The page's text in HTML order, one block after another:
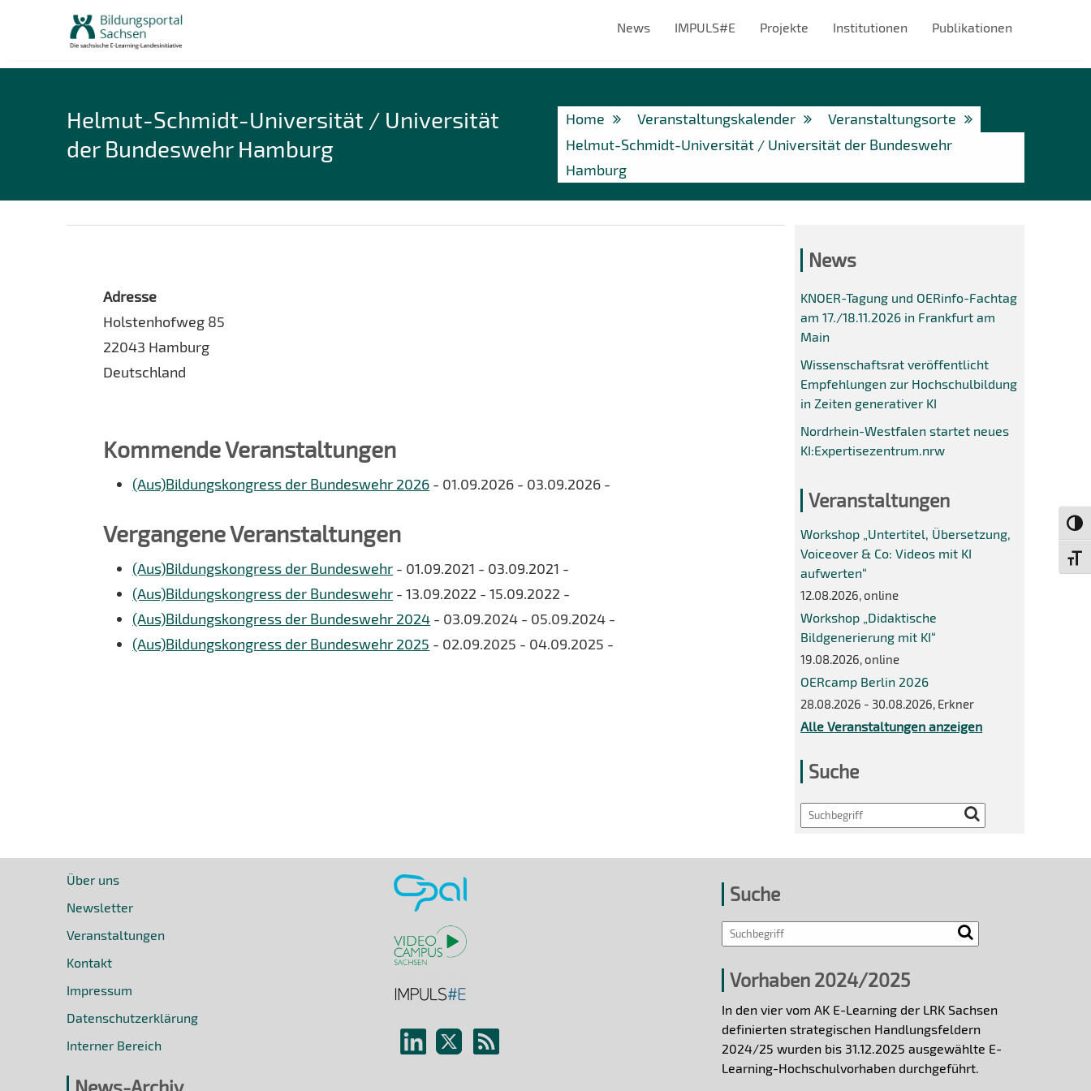
News IMPULS#E Projekte Institutionen Publikationen
Helmut-Schmidt-Universität / Universität
der Bundeswehr Hamburg
Home Veranstaltungskalender
Veranstaltungsorte
Helmut-Schmidt-Universität / Universität der Bundeswehr
Hamburg
Adresse
Holstenhofweg 85
22043 Hamburg
Deutschland
Kommende Veranstaltungen
(Aus)Bildungskongress der Bundeswehr 2026 - 01.09.2026 - 03.09.2026 -
Vergangene Veranstaltungen
(Aus)Bildungskongress der Bundeswehr - 01.09.2021 - 03.09.2021 -
(Aus)Bildungskongress der Bundeswehr - 13.09.2022 - 15.09.2022 -
(Aus)Bildungskongress der Bundeswehr 2024 - 03.09.2024 - 05.09.2024 -
(Aus)Bildungskongress der Bundeswehr 2025 - 02.09.2025 - 04.09.2025 -
News
KNOER-Tagung und OERinfo-Fachtag
am 17./18.11.2026 in Frankfurt am
Main
Wissenschaftsrat veröffentlicht
Empfehlungen zur Hochschulbildung
in Zeiten generativer KI
Nordrhein-Westfalen startet neues
KI:Expertisezentrum.nrw
Veranstaltungen
Workshop „Untertitel, Übersetzung,
Voiceover & Co: Videos mit KI
aufwerten“
12.08.2026, online
Workshop „Didaktische
Bildgenerierung mit KI“
19.08.2026, online
OERcamp Berlin 2026
28.08.2026 - 30.08.2026, Erkner
Alle Veranstaltungen anzeigen
Suche
Search
Über uns
Newsletter
Veranstaltungen
Kontakt
Impressum
Datenschutzerklärung
Interner Bereich
Suche
Vorhaben 2024/2025
In den vier vom AK E-Learning der LRK Sachsen
definierten strategischen Handlungsfeldern
2024/25 wurden bis 31.12.2025 ausgewählte E-
Learning-Hochschulvorhaben durchgeführt.